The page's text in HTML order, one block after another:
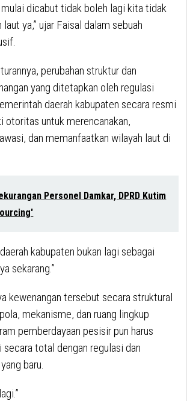
dicabut tidak boleh lagi kita tidak
ya,” ujar Faisal dalam sebuah
perubahan struktur dan
yang ditetapkan oleh regulasi
daerah kabupaten secara resmi
untuk merencanakan,
dan memanfaatkan wilayah laut di
Personel Damkar, DPRD Kutim
kabupaten bukan lagi sebagai
sekarang.”
kewenangan tersebut secara struktural
mekanisme, dan ruang lingkup
pemberdayaan pesisir pun harus
secara total dengan regulasi dan
baru.